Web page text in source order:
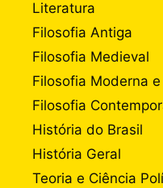
Literatura
Filosofia Antiga
Filosofia Medieval
Filosofia Moderna
Filosofia
História do Brasil
História Geral
Teoria e Ciência